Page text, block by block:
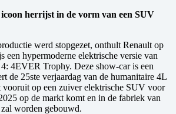
herrijst in de vorm van een SUV
werd stopgezet, onthult Renault op
een hypermoderne elektrische versie van
4EVER Trophy. Deze show-car is een
de 25ste verjaardag van de humanitaire 4L
op een zuiver elektrische SUV voor
op de markt komt en in de fabriek van
worden gebouwd.